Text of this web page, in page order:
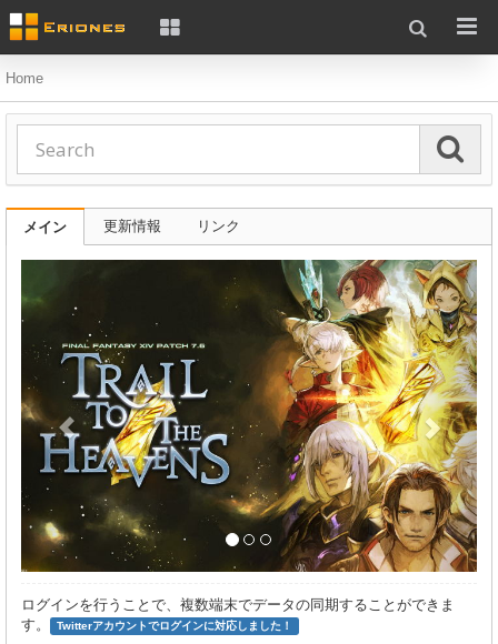
Home
メイン 更新情報 リンク
ログインを行うことで、複数端末でデータの同期することができま
す。
Twitterアカウントでログインに対応しました！